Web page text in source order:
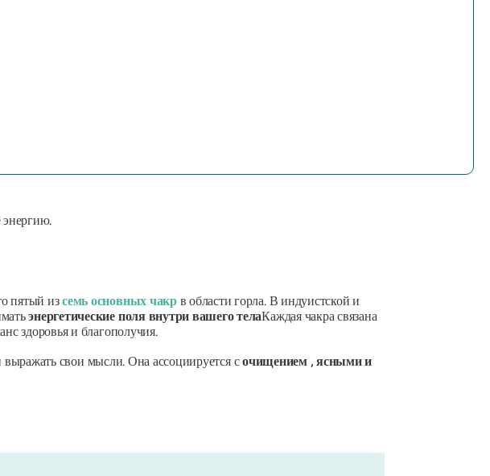
энергию.
пятый изсемь основных чакрв области горла. В индуистской и
энергетические поля внутри вашего телаКаждая чакра связана
здоровья и благополучия.
свои мысли. Она ассоциируется сочищением , ясными и